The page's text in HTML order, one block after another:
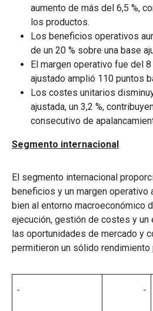
aumento de más del 6,5 %,
los productos.
Los beneficios operativos
de un 20 % sobre una base
El margen operativo fue del
ajustado amplió 110 puntos
Los costes unitarios
ajustada, un 3,2 %,
consecutivo de
Segmento internacional
El segmento internacional
beneficios y un margen operativo
bien al entorno macroeconómico
ejecución, gestión de costes y
las oportunidades de mercado y
permitieron un sólido rendimiento